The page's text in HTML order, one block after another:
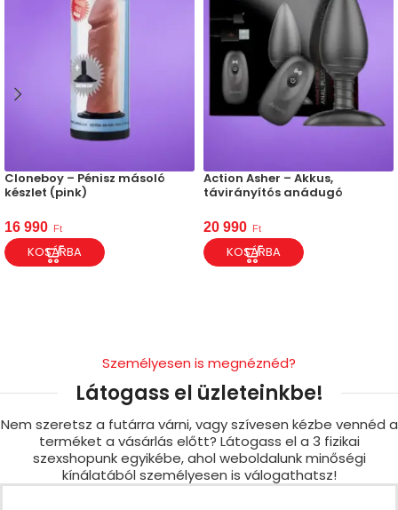
Cloneboy – Pénisz másoló
készlet (pink)
16 990 Ft
KOSÁRBA
Action Asher – Akkus,
távirányítós anádugó
20 990 Ft
KOSÁRBA
Személyesen is megnéznéd?
Látogass el üzleteinkbe!
Nem szeretsz a futárra várni, vagy szívesen kézbe vennéd a
terméket a vásárlás előtt? Látogass el a 3 fizikai
szexshopunk egyikébe, ahol weboldalunk minőségi
kínálatából személyesen is válogathatsz!